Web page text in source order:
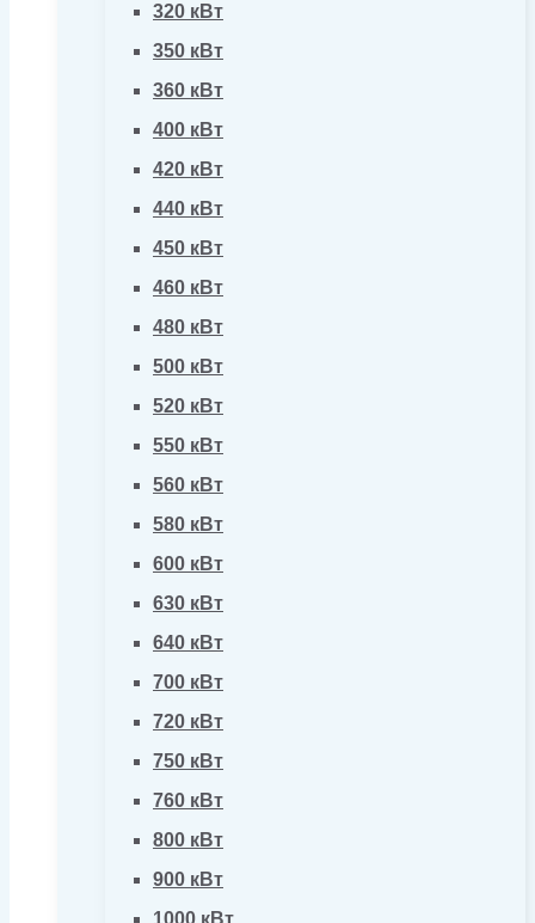
320 кВт
350 кВт
360 кВт
400 кВт
420 кВт
440 кВт
450 кВт
460 кВт
480 кВт
500 кВт
520 кВт
550 кВт
560 кВт
580 кВт
600 кВт
630 кВт
640 кВт
700 кВт
720 кВт
750 кВт
760 кВт
800 кВт
900 кВт
1000 кВт